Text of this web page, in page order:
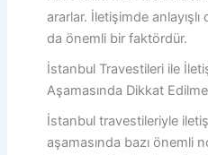
ararlar. İletişimde
da önemli bir faktördür.
İstanbul Travestileri ile
Aşamasında Dikkat
İstanbul travestileriyle
aşamasında bazı önemli